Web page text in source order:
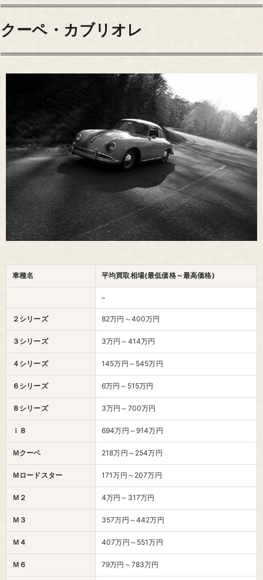
クーペ・カブリオレ
車種名 平均買取相場(最低価格～最高価格)
–
２シリーズ 82万円～400万円
３シリーズ 3万円～414万円
４シリーズ 145万円～545万円
６シリーズ 6万円～515万円
８シリーズ 3万円～700万円
ｉ８ 694万円～914万円
Ｍクーペ 218万円～254万円
Ｍロードスター 171万円～207万円
Ｍ２ 4万円～317万円
Ｍ３ 357万円～442万円
Ｍ４ 407万円～551万円
Ｍ６ 79万円～783万円